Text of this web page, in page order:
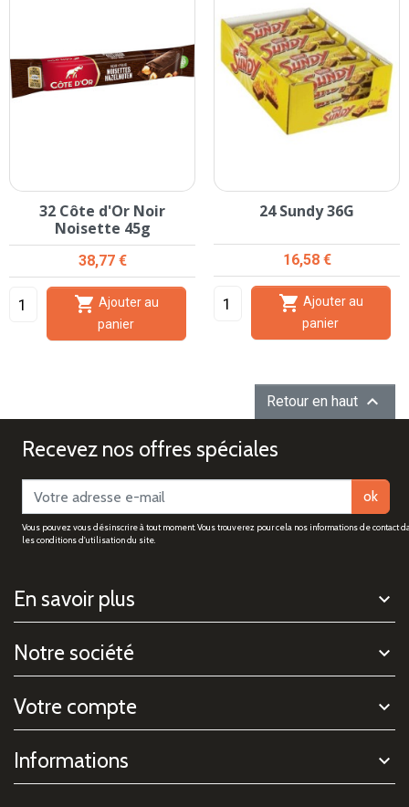
32 Côte d'Or Noir
Noisette 45g
Prix
38,77 €

panier
24 Sundy 36G
Prix
16,58 €

panier
Retour en haut 
Recevez nos offres spéciales
ok
Vous pouvez vous désinscrire à tout moment. Vous trouverez pour cela nos informations de contact
les conditions d'utilisation du site.
En savoir plus
Notre société
Votre compte
Informations